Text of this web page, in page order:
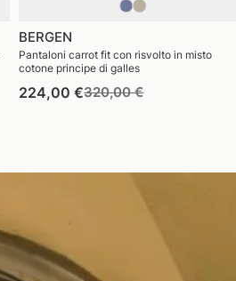
BERGEN
Pantaloni carrot fit con risvolto in misto
cotone principe di galles
224,00 €Prezzo
320,00 €Prezzo